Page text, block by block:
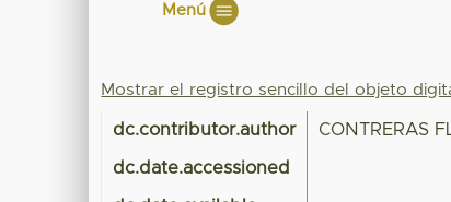
Menú
Mostrar el registro sencillo del objeto
dc.contributor.author CONTRERAS
dc.date.accessioned